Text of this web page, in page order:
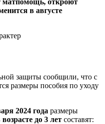
защиты сообщили, что с
размеры пособия по уходу
2024 года размеры
до 3 лет составят: